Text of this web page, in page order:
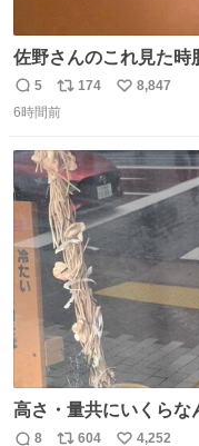
佐野さんのこれ見た時
はりアイドルって体型
返
信
5
リ
ポ
ト
数
174
い
数
8,847
6時間前
高さ・量共にいくらな
撮影した写真
8 604 4,252